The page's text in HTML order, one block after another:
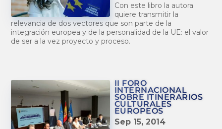
Con este libro la autora
quiere transmitir la
relevancia de dos vectores que son parte de la
integración europea y de la personalidad de la UE: el valor
de ser a la vez proyecto y proceso.
II FORO
INTERNACIONAL
SOBRE ITINERARIOS
CULTURALES
EUROPEOS
Sep 15, 2014